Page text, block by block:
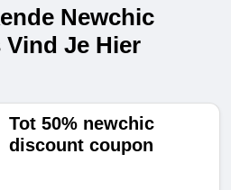
Newchic
Je Hier
Tot 50% newchic
discount coupon